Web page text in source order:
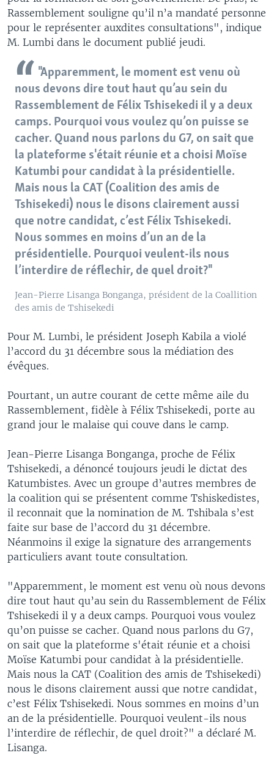
Rassemblement souligne qu’il n’a mandaté personne
pour le représenter auxdites consultations", indique
M. Lumbi dans le document publié jeudi.
"Apparemment, le moment est venu où
nous devons dire tout haut qu’au sein du
Rassemblement de Félix Tshisekedi il y a deux
camps. Pourquoi vous voulez qu’on puisse se
cacher. Quand nous parlons du G7, on sait que
la plateforme s'était réunie et a choisi Moïse
Katumbi pour candidat à la présidentielle.
Mais nous la CAT (Coalition des amis de
Tshisekedi) nous le disons clairement aussi
que notre candidat, c’est Félix Tshisekedi.
Nous sommes en moins d’un an de la
présidentielle. Pourquoi veulent-ils nous
l’interdire de réflechir, de quel droit?"
Jean-Pierre Lisanga Bonganga, président de la Coallition
des amis de Tshisekedi
Pour M. Lumbi, le président Joseph Kabila a violé
l’accord du 31 décembre sous la médiation des
évêques.
Pourtant, un autre courant de cette même aile du
Rassemblement, fidèle à Félix Tshisekedi, porte au
grand jour le malaise qui couve dans le camp.
Jean-Pierre Lisanga Bonganga, proche de Félix
Tshisekedi, a dénoncé toujours jeudi le dictat des
Katumbistes. Avec un groupe d’autres membres de
la coalition qui se présentent comme Tshiskedistes,
il reconnait que la nomination de M. Tshibala s’est
faite sur base de l’accord du 31 décembre.
Néanmoins il exige la signature des arrangements
particuliers avant toute consultation.
"Apparemment, le moment est venu où nous devons
dire tout haut qu’au sein du Rassemblement de Félix
Tshisekedi il y a deux camps. Pourquoi vous voulez
qu’on puisse se cacher. Quand nous parlons du G7,
on sait que la plateforme s'était réunie et a choisi
Moïse Katumbi pour candidat à la présidentielle.
Mais nous la CAT (Coalition des amis de Tshisekedi)
nous le disons clairement aussi que notre candidat,
c’est Félix Tshisekedi. Nous sommes en moins d’un
an de la présidentielle. Pourquoi veulent-ils nous
l’interdire de réflechir, de quel droit?" a déclaré M.
Lisanga.